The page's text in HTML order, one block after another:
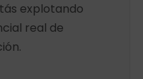
explotando
real de